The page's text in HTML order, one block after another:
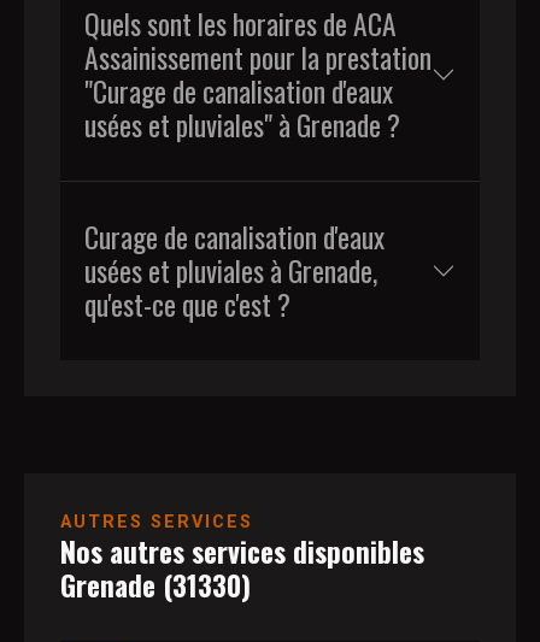
Quels sont les horaires de ACA
Assainissement pour la prestation
"Curage de canalisation d'eaux
usées et pluviales" à Grenade ?
Curage de canalisation d'eaux
usées et pluviales à Grenade,
qu'est-ce que c'est ?
AUTRES SERVICES
Nos autres services disponibles
Grenade (31330)